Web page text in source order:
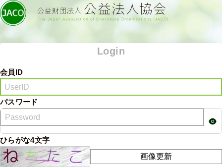
Login
会員ID
パスワード
ひらがな4文字
画像更新